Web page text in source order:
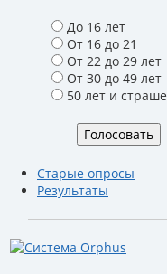
В
а
р
и
а
До 16 лет
От 16 до 21
От 22 до 29 лет
От 30 до 49 лет
50 лет и страше
Старые опросы
Результаты